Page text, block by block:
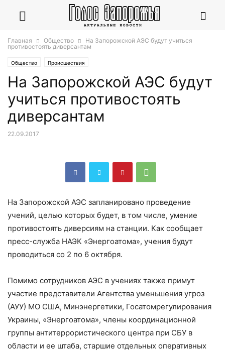
Главная Общество
На Запорожской АЭС будут учиться
противостоять диверсантам
Общество Происшествия
На Запорожской АЭС будут
учиться противостоять
диверсантам
22.09.2017
На Запорожской АЭС запланировано проведение
учений, целью которых будет, в том числе, умение
противостоять диверсиям на станции. Как сообщает
пресс-служба НАЭК «Энергоатома», учения будут
проводиться со 2 по 6 октября.
Помимо сотрудников АЭС в учениях также примут
участие представители Агентства уменьшения угроз
(АУУ) МО США, Минэнергетики, Госатомрегулирования
Украины, «Энергоатома», члены координационной
группы антитеррористического центра при СБУ в
области и ее штаба, старшие отдельных оперативных